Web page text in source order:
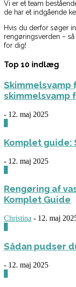
Vi er et team
de har et indgående
Hvis du derfor søger
rengøringsverden –
for dig!
Top 10 indlæg
Skimmelsvamp
skimmelsvamp
- 12. maj 2025
Komplet guide:
- 12. maj 2025
Rengøring af
Komplet Guide
Christina - 12. maj
Sådan pudser
- 12. maj 2025